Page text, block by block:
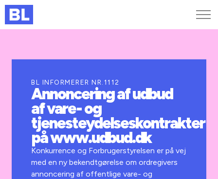
Kurser og arrangementer
Jobportalen
BL INFORMERER NR.1112
Annoncering af udbud
af vare- og
tjenesteydelseskontrakter
på www.udbud.dk
Konkurrence og Forbrugerstyrelsen er på vej
med en ny bekendtgørelse om ordregivers
annoncering af offentlige vare- og